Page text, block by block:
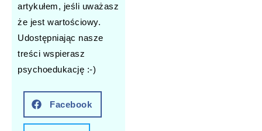
artykułem, jeśli uważasz
że jest wartościowy.
Udostępniając nasze
treści wspierasz
psychoedukację :-)
Facebook